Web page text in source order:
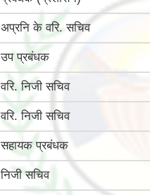
अप्रनि के वरि. सचिव
उप प्रबंधक
वरि. निजी सचिव
वरि. निजी सचिव
सहायक प्रबंधक
निजी सचिव